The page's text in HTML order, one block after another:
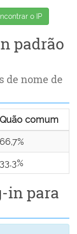
o IP
padrão
de nome de
Quão comum
66,7%
33,3%
in para